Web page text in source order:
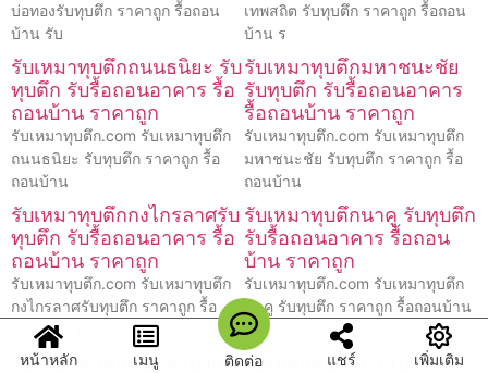
บ่อทองรับทุบตึก ราคาถูก รื้อถอน
บ้าน รับ
เทพสถิต รับทุบตึก ราคาถูก รื้อถอน
บ้าน ร
รับเหมาทุบตึกถนนธนิยะ รับ
ทุบตึก รับรื้อถอนอาคาร รื้อ
ถอนบ้าน ราคาถูก
รับเหมาทุบตึก.com รับเหมาทุบตึก
ถนนธนิยะ รับทุบตึก ราคาถูก รื้อ
ถอนบ้าน
รับเหมาทุบตึกมหาชนะชัย
รับทุบตึก รับรื้อถอนอาคาร
รื้อถอนบ้าน ราคาถูก
รับเหมาทุบตึก.com รับเหมาทุบตึก
มหาชนะชัย รับทุบตึก ราคาถูก รื้อ
ถอนบ้าน
รับเหมาทุบตึกกงไกรลาศรับ
ทุบตึก รับรื้อถอนอาคาร รื้อ
ถอนบ้าน ราคาถูก
รับเหมาทุบตึก.com รับเหมาทุบตึก
กงไกรลาศรับทุบตึก ราคาถูก รื้อ
ถอนบ้าน ร
รับเหมาทุบตึกนาคู รับทุบตึก
รับรื้อถอนอาคาร รื้อถอน
บ้าน ราคาถูก
รับเหมาทุบตึก.com รับเหมาทุบตึก
นาคู รับทุบตึก ราคาถูก รื้อถอนบ้าน
รับเ
รับเหมาทุบตึกถนนทุ่งมังกร รับเหมาทุบตึกบ้านนาเดิม
หน้าหลัก เมนู ติดต่อ แชร์ เพิ่มเติม